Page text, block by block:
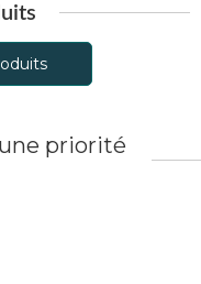
priorité